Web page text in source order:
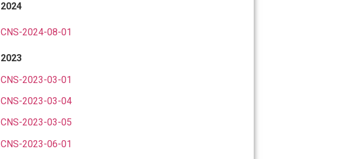
2024
CNS-2024-08-01
2023
CNS-2023-03-01
CNS-2023-03-04
CNS-2023-03-05
CNS-2023-06-01